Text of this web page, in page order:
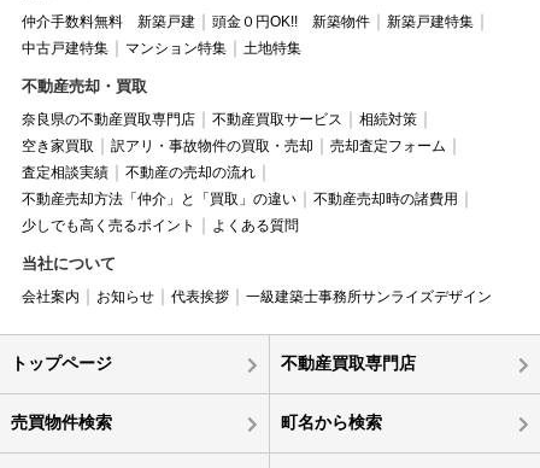
仲介手数料無料 新築戸建 頭金０円OK!! 新築物件
新築戸建特集
中古戸建特集
マンション特集 土地特集
不動産売却・買取
奈良県の不動産買取専門店 不動産買取サービス
相続対策
空き家買取
訳アリ・事故物件の買取・売却
売却査定フォーム
査定相談実績
不動産の売却の流れ
不動産売却方法「仲介」と「買取」の違い
不動産売却時の諸費用
少しでも高く売るポイント
よくある質問
当社について
会社案内 お知らせ 代表挨拶 一級建築士事務所サンライズデザイン
トップページ 不動産買取専門店
売買物件検索 町名から検索